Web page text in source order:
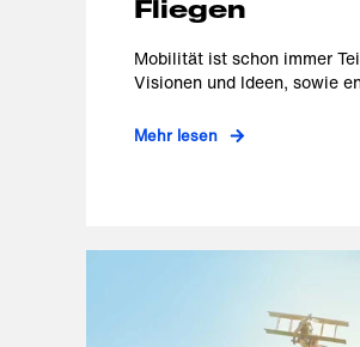
Fliegen
Mobilität ist schon immer
Visionen und Ideen, sowie
Mehr lesen